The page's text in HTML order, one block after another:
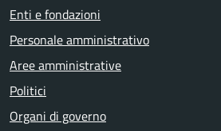
Enti e fondazioni
Personale amministrativo
Aree amministrative
Politici
Organi di governo